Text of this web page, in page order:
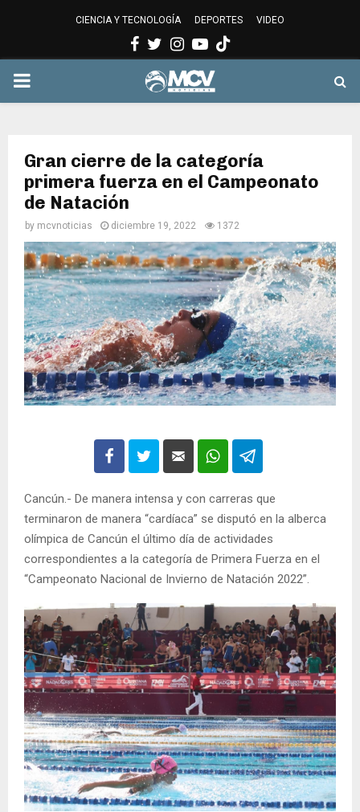
CIENCIA Y TECNOLOGÍA DEPORTES VIDEO
Facebook
Twitter
Instagram
Youtube
PRIMARY
Gran cierre de la categoría
primera fuerza en el Campeonato
de Natación
by mcvnoticias diciembre 19, 2022 1372
Cancún.- De manera intensa y con carreras que
terminaron de manera “cardíaca” se disputó en la alberca
olímpica de Cancún el último día de actividades
correspondientes a la categoría de Primera Fuerza en el
“Campeonato Nacional de Invierno de Natación 2022”.